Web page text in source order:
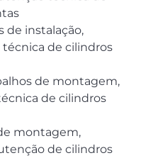
de instalação,
de cilindros
de montagem,
de cilindros
montagem,
de cilindros